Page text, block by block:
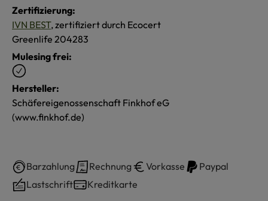
Zertifizierung:
IVN BEST, zertifiziert durch Ecocert
Greenlife 204283
Mulesing frei:
Hersteller:
Schäfereigenossenschaft Finkhof eG
(www.finkhof.de)
Barzahlung Rechnung Vorkasse
Paypal
Lastschrift
Kreditkarte